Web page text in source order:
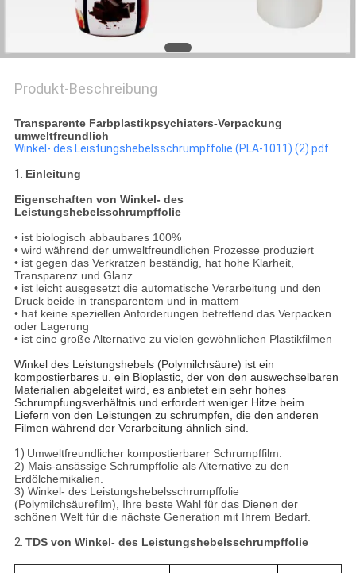
Produkt-Beschreibung
Transparente Farbplastikpsychiaters-Verpackung
umweltfreundlich
Winkel- des Leistungshebelsschrumpffolie (PLA-1011) (2).pdf
1. Einleitung
Eigenschaften von Winkel- des
Leistungshebelsschrumpffolie
• ist biologisch abbaubares 100%
• wird während der umweltfreundlichen Prozesse produziert
• ist gegen das Verkratzen beständig, hat hohe Klarheit,
Transparenz und Glanz
• ist leicht ausgesetzt die automatische Verarbeitung und den
Druck beide in transparentem und in mattem
• hat keine speziellen Anforderungen betreffend das Verpacken
oder Lagerung
• ist eine große Alternative zu vielen gewöhnlichen Plastikfilmen
Winkel des Leistungshebels (Polymilchsäure) ist ein
kompostierbares u. ein Bioplastic, der von den auswechselbaren
Materialien abgeleitet wird, es anbietet ein sehr hohes
Schrumpfungsverhältnis und erfordert weniger Hitze beim
Liefern von den Leistungen zu schrumpfen, die den anderen
Filmen während der Verarbeitung ähnlich sind.
1) Umweltfreundlicher kompostierbarer Schrumpffilm.
2) Mais-ansässige Schrumpffolie als Alternative zu den
Erdölchemikalien.
3) Winkel- des Leistungshebelsschrumpffolie
(Polymilchsäurefilm), Ihre beste Wahl für das Dienen der
schönen Welt für die nächste Generation mit Ihrem Bedarf.
2. TDS von Winkel- des Leistungshebelsschrumpffolie